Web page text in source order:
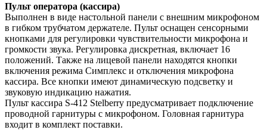
Пульт оператора (кассира)
Выполнен в виде настольной панели с внешним микрофоном
в гибком трубчатом держателе. Пульт оснащен сенсорными
кнопками для регулировки чувствительности микрофона и
громкости звука. Регулировка дискретная, включает 16
положений. Также на лицевой панели находятся кнопки
включения режима Симплекс и отключения микрофона
кассира. Все кнопки имеют динамическую подсветку и
звуковую индикацию нажатия.
Пульт кассира S-412 Stelberry предусматривает подключение
проводной гарнитуры с микрофоном. Головная гарнитура
входит в комплект поставки.